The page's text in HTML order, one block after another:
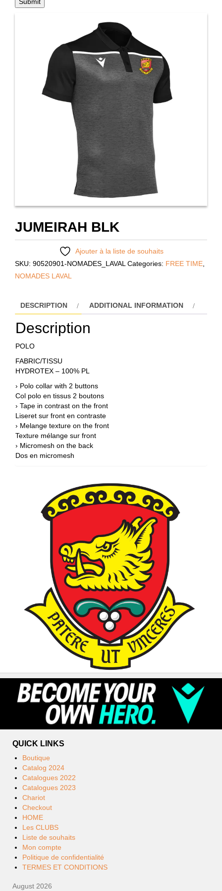
JUMEIRAH BLK
Ajouter à la liste de souhaits
SKU: 90520901-NOMADES_LAVAL Categories: FREE TIME,
NOMADES LAVAL
DESCRIPTION ADDITIONAL INFORMATION
Description
POLO
FABRIC/TISSU
HYDROTEX – 100% PL
› Polo collar with 2 buttons
Col polo en tissus 2 boutons
› Tape in contrast on the front
Liseret sur front en contraste
› Melange texture on the front
Texture mélange sur front
› Micromesh on the back
Dos en micromesh
QUICK LINKS
Boutique
Catalog 2024
Catalogues 2022
Catalogues 2023
Chariot
Checkout
HOME
Les CLUBS
Liste de souhaits
Mon compte
Politique de confidentialité
TERMES ET CONDITIONS
August 2026